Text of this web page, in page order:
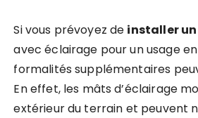
Si vous prévoyez de installer
avec éclairage pour un usage
formalités supplémentaires
En effet, les mâts d’éclairage
extérieur du terrain et peuvent